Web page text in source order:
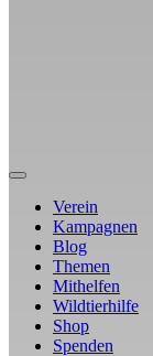
Verein
Kampagnen
Blog
Themen
Mithelfen
Wildtierhilfe
Shop
Spenden